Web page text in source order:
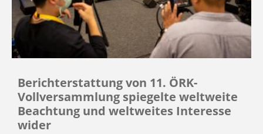
Berichterstattung von 11. ÖRK-
Vollversammlung spiegelte weltweite
Beachtung und weltweites Interesse
wider